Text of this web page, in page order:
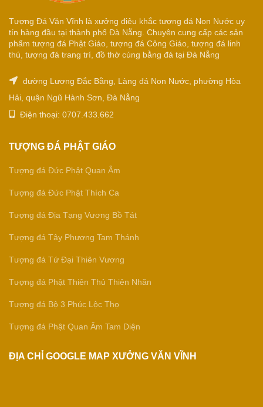
Tượng Đá Văn Vĩnh là xưởng điêu khắc tượng đá Non Nước uy
tín hàng đầu tại thành phố Đà Nẵng. Chuyên cung cấp các sản
phẩm tượng đá Phật Giáo, tượng đá Công Giáo, tượng đá linh
thú, tượng đá trang trí, đồ thờ cúng bằng đá tại Đà Nẵng
đường Lương Đắc Bằng, Làng đá Non Nước, phường Hòa
Hải, quận Ngũ Hành Sơn, Đà Nẵng
Điện thoại: 0707.433.662
TƯỢNG ĐÁ PHẬT GIÁO
Tượng đá Đức Phật Quan Âm
Tượng đá Đức Phật Thích Ca
Tượng đá Địa Tạng Vương Bồ Tát
Tượng đá Tây Phương Tam Thánh
Tượng đá Tứ Đại Thiên Vương
Tượng đá Phật Thiên Thủ Thiên Nhãn
Tượng đá Bộ 3 Phúc Lộc Thọ
Tượng đá Phật Quan Âm Tam Diện
ĐỊA CHỈ GOOGLE MAP XƯỞNG VĂN VĨNH